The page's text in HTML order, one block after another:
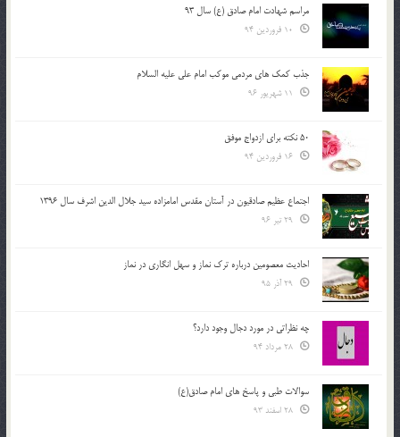
مراسم شهادت امام صادق (ع) سال 93
جذب کمک های مردمی موکب امام علی علیه السلام
50 نکته برای ازدواج موفق
اجتماع عظیم صادقیون در آستان مقدس امامزاده سید جلال الدین اشرف سال 1396
احادیث معصومین درباره ترک نماز و سهل انگاری در نماز
چه نظراتی در مورد دجال وجود دارد؟
سوالات طبی و پاسخ های امام صادق(ع)